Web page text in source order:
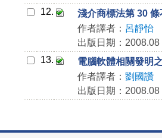
12.
淺介商標法第 30
作者譯者： 呂靜怡
出版日期：2008.08
13.
電腦軟體相關發明
作者譯者： 劉國讚
出版日期：2008.08